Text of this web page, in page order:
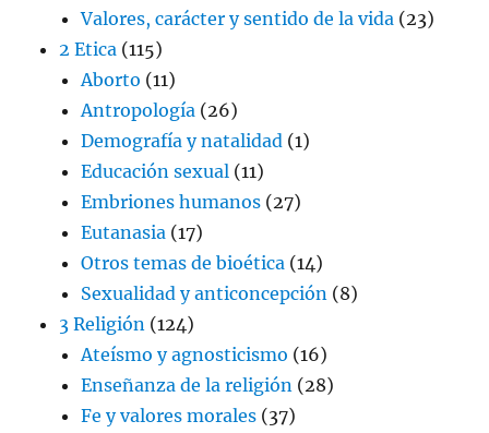
Valores, carácter y sentido de la vida (23)
2 Etica (115)
Aborto (11)
Antropología (26)
Demografía y natalidad (1)
Educación sexual (11)
Embriones humanos (27)
Eutanasia (17)
Otros temas de bioética (14)
Sexualidad y anticoncepción (8)
3 Religión (124)
Ateísmo y agnosticismo (16)
Enseñanza de la religión (28)
Fe y valores morales (37)